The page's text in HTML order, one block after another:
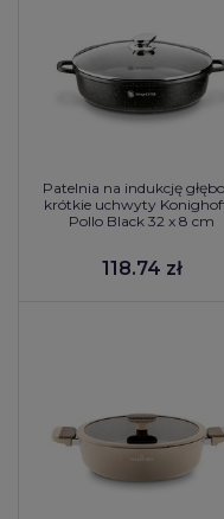
Patelnia na indukcję
krótkie uchwyty
Pollo Black 32 x 8 cm
118.74 zł